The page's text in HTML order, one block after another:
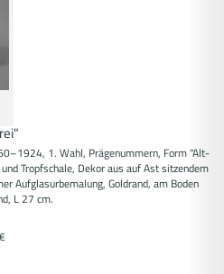
1. Wahl, Prägenummern, Form "Alt-
Tropfschale, Dekor aus auf Ast sitzendem
Aufglasurbemalung, Goldrand, am Boden
L 27 cm.